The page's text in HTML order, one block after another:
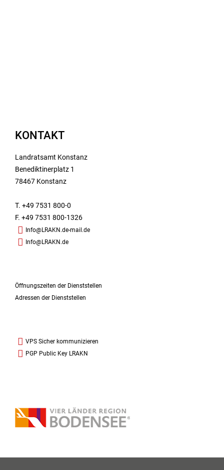
KONTAKT
Landratsamt Konstanz
Benediktinerplatz 1
78467 Konstanz
T. +49 7531 800-0
F. +49 7531 800-1326
Info@LRAKN.de-mail.de
Info@LRAKN.de
Öffnungszeiten der Dienststellen
Adressen der Dienststellen
VPS Sicher kommunizieren
PGP Public Key LRAKN